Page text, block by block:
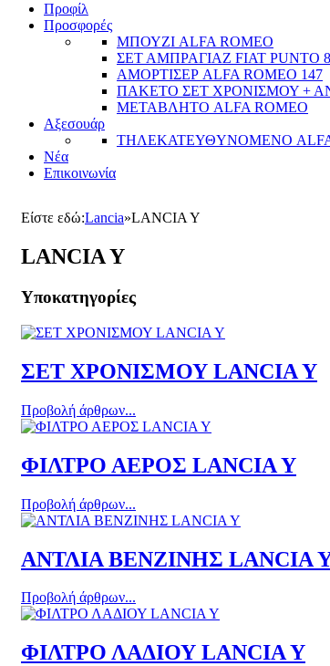
Προφίλ
Προσφορές
ΜΠΟΥΖΙ ALFA ROMEO
ΣΕΤ ΑΜΠΡΑΓΙΑΖ FIAT PUNTO
ΑΜΟΡΤΙΣΕΡ ALFA ROMEO 147
ΠΑΚΕΤΟ ΣΕΤ ΧΡΟΝΙΣΜΟΥ +
ΜΕΤΑΒΛΗΤΟ ALFA ROMEO
Αξεσουάρ
ΤΗΛΕΚΑΤΕΥΘYΝΟΜΕΝΟ ALFA
Νέα
Επικοινωνία
Είστε εδώ:Lancia»LANCIA Y
LANCIA Y
Υποκατηγορίες
ΣΕΤ ΧΡΟΝΙΣΜΟΥ LANCIA Y
Προβολή άρθρων...
ΦΙΛΤΡΟ ΑΕΡΟΣ LANCIA Y
Προβολή άρθρων...
ΑΝΤΛΙΑ ΒΕΝΖΙΝΗΣ LANCIA
Προβολή άρθρων...
ΦΙΛΤΡΟ ΛΑΔΙΟΥ LANCIA Y